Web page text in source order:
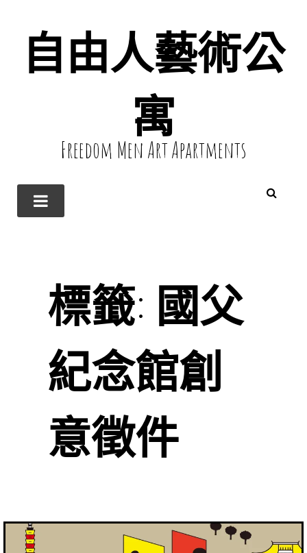
自由人藝術公
寓
Freedom Men Art Apartments
標籤: 國父
紀念館創
意徵件